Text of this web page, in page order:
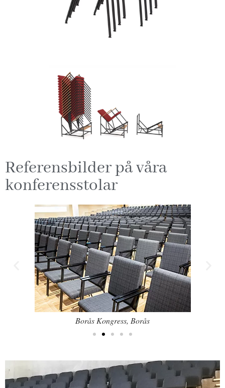
Referensbilder på våra
konferensstolar
Borås Kongress, Borås